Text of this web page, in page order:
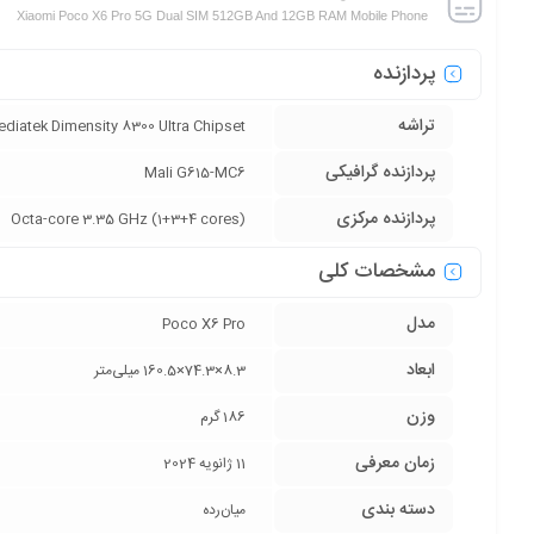
Xiaomi Poco X6 Pro 5G Dual SIM 512GB And 12GB RAM Mobile Phone
پردازنده
تراشه Dimensity 8300 Ultra Chipset
پردازنده‌ گرافیکی Mali G615-MC6
پردازنده‌ مرکزی Octa-core 3.35 GHz (1+3+4 cores)
مشخصات کلی
مدل Poco X6 Pro
ابعاد 8.3×74.3×160.5 میلی‌متر
وزن 186 گرم
زمان معرفی 11 ژانویه 2024
دسته ‌بندی ‌میان‌رده